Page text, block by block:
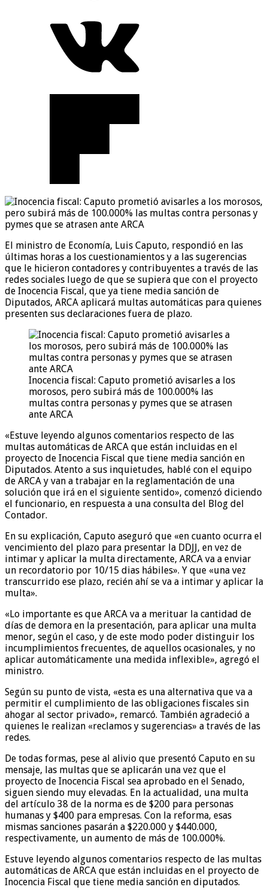
El ministro de Economía, Luis Caputo, respondió en las
últimas horas a los cuestionamientos y a las sugerencias
que le hicieron contadores y contribuyentes a través de las
redes sociales luego de que se supiera que con el proyecto
de Inocencia Fiscal, que ya tiene media sanción de
Diputados, ARCA aplicará multas automáticas para quienes
presenten sus declaraciones fuera de plazo.
Inocencia fiscal: Caputo prometió avisarles a los
morosos, pero subirá más de 100.000% las
multas contra personas y pymes que se atrasen
ante ARCA
«Estuve leyendo algunos comentarios respecto de las
multas automáticas de ARCA que están incluidas en el
proyecto de Inocencia Fiscal que tiene media sanción en
Diputados. Atento a sus inquietudes, hablé con el equipo
de ARCA y van a trabajar en la reglamentación de una
solución que irá en el siguiente sentido», comenzó diciendo
el funcionario, en respuesta a una consulta del Blog del
Contador.
En su explicación, Caputo aseguró que «en cuanto ocurra el
vencimiento del plazo para presentar la DDJJ, en vez de
intimar y aplicar la multa directamente, ARCA va a enviar
un recordatorio por 10/15 dias hábiles». Y que «una vez
transcurrido ese plazo, recién ahí se va a intimar y aplicar la
multa».
«Lo importante es que ARCA va a merituar la cantidad de
días de demora en la presentación, para aplicar una multa
menor, según el caso, y de este modo poder distinguir los
incumplimientos frecuentes, de aquellos ocasionales, y no
aplicar automáticamente una medida inflexible», agregó el
ministro.
Según su punto de vista, «esta es una alternativa que va a
permitir el cumplimiento de las obligaciones fiscales sin
ahogar al sector privado», remarcó. También agradeció a
quienes le realizan «reclamos y sugerencias» a través de las
redes.
De todas formas, pese al alivio que presentó Caputo en su
mensaje, las multas que se aplicarán una vez que el
proyecto de Inocencia Fiscal sea aprobado en el Senado,
siguen siendo muy elevadas. En la actualidad, una multa
del artículo 38 de la norma es de $200 para personas
humanas y $400 para empresas. Con la reforma, esas
mismas sanciones pasarán a $220.000 y $440.000,
respectivamente, un aumento de más de 100.000%.
Estuve leyendo algunos comentarios respecto de las multas
automáticas de ARCA que están incluidas en el proyecto de
Inocencia Fiscal que tiene media sanción en diputados.